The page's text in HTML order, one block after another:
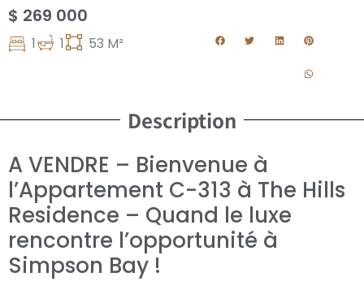
1 1 53 M²
$ 269 000
Description
A VENDRE – Bienvenue à
l’Appartement C-313 à The Hills
Residence – Quand le luxe
rencontre l’opportunité à
Simpson Bay !